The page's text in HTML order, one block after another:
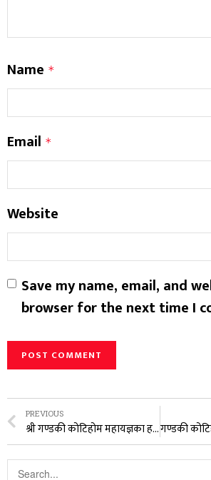
Name *
Email *
Website
Save my name, email, and
browser for the next time I
PREVIOUS
श्री गण्डकी कोटिहोम महायज्ञका हरेक कार्यक्रममा वार्ड परिवार साथमा छः अध्यक्ष राधिका शाह